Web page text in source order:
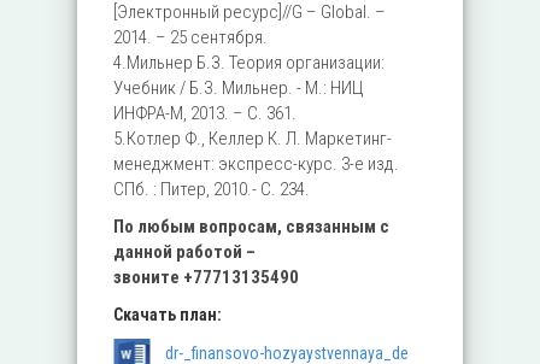
[Электронный ресурс]//G – Global. –
2014. – 25 сентября.
4.Мильнер Б.З. Теория организации:
Учебник / Б.З. Мильнер. - М.: НИЦ
ИНФРА-М, 2013. – С. 361.
5.Котлер Ф., Келлер К. Л. Маркетинг-
менеджмент: экспресс-курс. 3-е изд.
СПб. : Питер, 2010.- С. 234.
По любым вопросам, связанным с
данной работой –
звоните +77713135490
Скачать план:
dr-_finansovo-hozyaystvennaya_de